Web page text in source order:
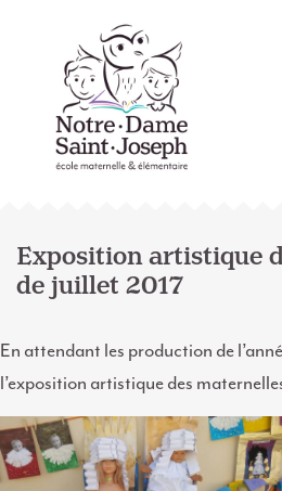
Exposition artistique
de juillet 2017
En attendant les production de
l’exposition artistique des